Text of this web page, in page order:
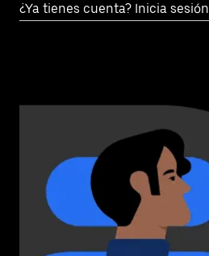
¿Ya tienes cuenta? Inicia sesión